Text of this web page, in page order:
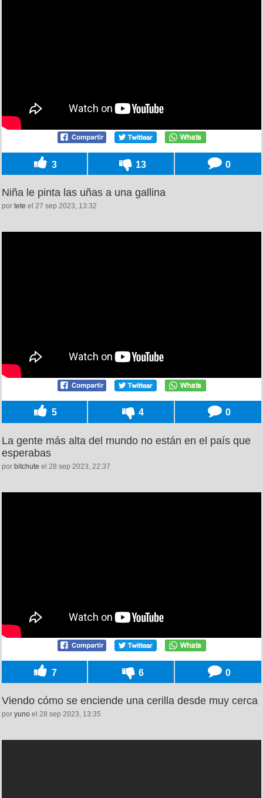
3 13 0
Niña le pinta las uñas a una gallina
por tete el 27 sep 2023, 13:32
5 4 0
La gente más alta del mundo no están en el país que
esperabas
por bitchute el 28 sep 2023, 22:37
7 6 0
Viendo cómo se enciende una cerilla desde muy cerca
por yuno el 28 sep 2023, 13:35